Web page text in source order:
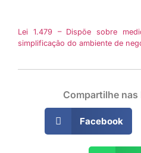
Lei 1.479 – Dispõe sobre
simplificação do ambiente de
Compartilhe nas
Facebook